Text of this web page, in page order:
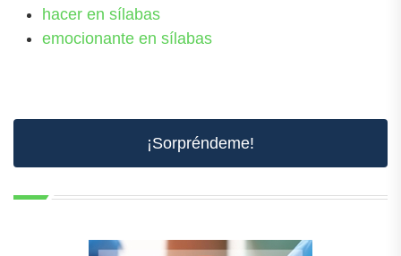
hacer en sílabas
emocionante en sílabas
¡Sorpréndeme!